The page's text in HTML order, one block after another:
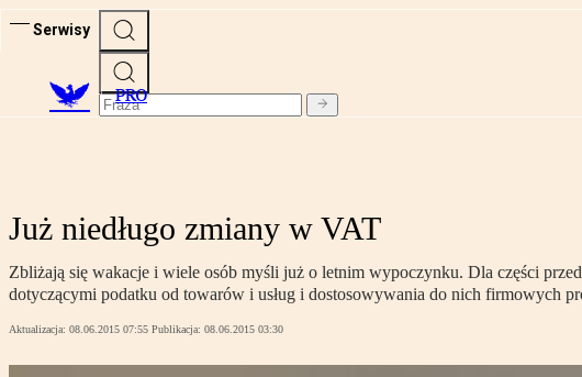
Serwisy
PRO
Już niedługo zmiany w VAT
Zbliżają się wakacje i wiele osób myśli już o letnim wypoczynku. Dla części
dotyczącymi podatku od towarów i usług i dostosowywania do nich firmowych
Aktualizacja: 08.06.2015 07:55 Publikacja: 08.06.2015 03:30